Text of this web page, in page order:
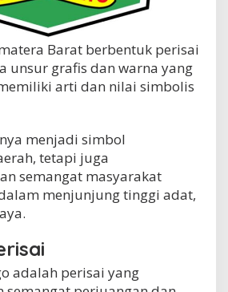
Barat berbentuk perisai
unsur grafis dan warna yang
arti dan nilai simbolis
menjadi simbol
tetapi juga
semangat masyarakat
menjunjung tinggi adat,
adalah perisai yang